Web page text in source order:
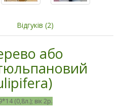
Відгуків (2)
або
(0,8л.); вік 2р.